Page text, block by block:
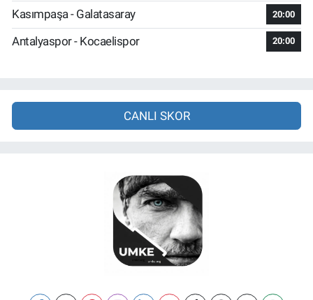
Kasımpaşa - Galatasaray 20:00
Antalyaspor - Kocaelispor 20:00
CANLI SKOR